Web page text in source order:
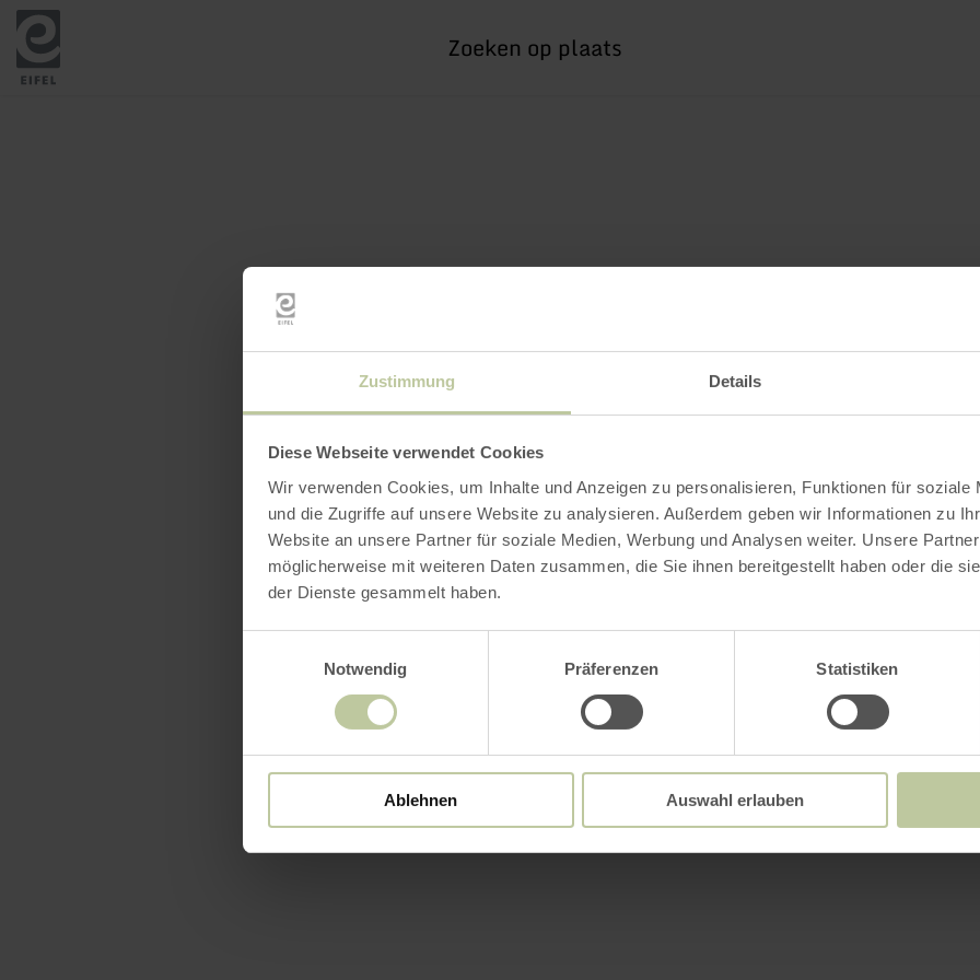
Zustimmung Details
Diese Webseite verwendet Cookies
Wir verwenden Cookies, um Inhalte und Anzeigen zu personalisieren, Funktionen für soziale
und die Zugriffe auf unsere Website zu analysieren. Außerdem geben wir Informationen zu
Website an unsere Partner für soziale Medien, Werbung und Analysen weiter. Unsere
möglicherweise mit weiteren Daten zusammen, die Sie ihnen bereitgestellt haben oder die
der Dienste gesammelt haben.
Notwendig
Präferenzen Statistiken
Ablehnen Auswahl erlauben
zoek